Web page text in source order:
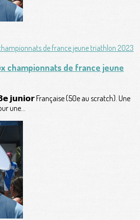
championnats de france jeune
𝗷𝘂𝗻𝗶𝗼𝗿 Française (50e au scratch). Une
une...